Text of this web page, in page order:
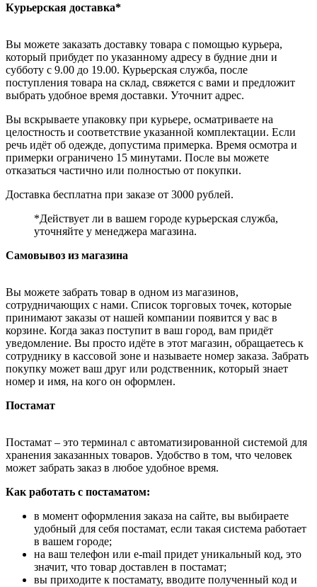
Курьерская доставка*
Вы можете заказать доставку товара с помощью курьера,
который прибудет по указанному адресу в будние дни и
субботу с 9.00 до 19.00. Курьерская служба, после
поступления товара на склад, свяжется с вами и предложит
выбрать удобное время доставки. Уточнит адрес.
Вы вскрываете упаковку при курьере, осматриваете на
целостность и соответствие указанной комплектации. Если
речь идёт об одежде, допустима примерка. Время осмотра и
примерки ограничено 15 минутами. После вы можете
отказаться частично или полностью от покупки.
Доставка бесплатна при заказе от 3000 рублей.
*Действует ли в вашем городе курьерская служба,
уточняйте у менеджера магазина.
Самовывоз из магазина
Вы можете забрать товар в одном из магазинов,
сотрудничающих с нами. Список торговых точек, которые
принимают заказы от нашей компании появится у вас в
корзине. Когда заказ поступит в ваш город, вам придёт
уведомление. Вы просто идёте в этот магазин, обращаетесь к
сотруднику в кассовой зоне и называете номер заказа. Забрать
покупку может ваш друг или родственник, который знает
номер и имя, на кого он оформлен.
Постамат
Постамат – это терминал с автоматизированной системой для
хранения заказанных товаров. Удобство в том, что человек
может забрать заказ в любое удобное время.
Как работать с постаматом:
в момент оформления заказа на сайте, вы выбираете
удобный для себя постамат, если такая система работает
в вашем городе;
на ваш телефон или e-mail придет уникальный код, это
значит, что товар доставлен в постамат;
вы приходите к постамату, вводите полученный код и